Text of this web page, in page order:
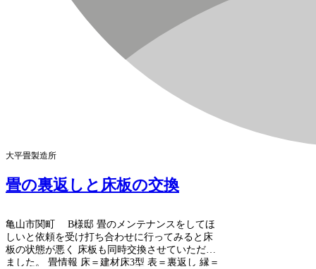
大平畳製造所
畳の裏返しと床板の交換
亀山市関町 B様邸 畳のメンテナンスをしてほ
しいと依頼を受け打ち合わせに行ってみると床
板の状態が悪く 床板も同時交換させていただき
ました。 畳情報 床＝建材床3型 表＝裏返し 縁＝